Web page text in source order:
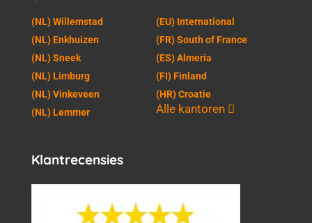
(NL) Willemstad
(NL) Enkhuizen
(NL) Sneek
(NL) Limburg
(NL) Vinkeveen
(NL) Lemmer
(EU) International
(FR) South of France
(ES) Almeria
(FI) Finland
(HR) Croatie
Alle kantoren
Klantrecensies